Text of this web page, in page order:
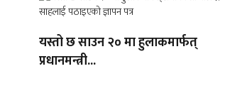
यस्तो छ साउन २० मा हुलाकमार्फत्
प्रधानमन्त्री...